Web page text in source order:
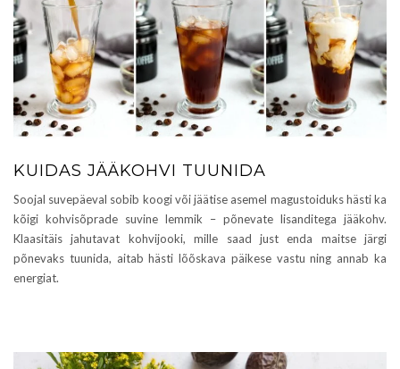
KUIDAS JÄÄKOHVI TUUNIDA
Soojal suvepäeval sobib koogi või jäätise asemel magustoiduks hästi ka
kõigi kohvisõprade suvine lemmik – põnevate lisanditega jääkohv.
Klaasitäis jahutavat kohvijooki, mille saad just enda maitse järgi
põnevaks tuunida, aitab hästi lõõskava päikese vastu ning annab ka
energiat.